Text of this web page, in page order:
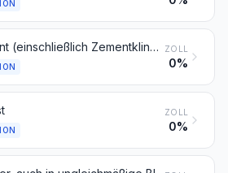
Zement (einschließlich Zementklinker), auch gefärbt ZOLL
0%
ZOLL
0%